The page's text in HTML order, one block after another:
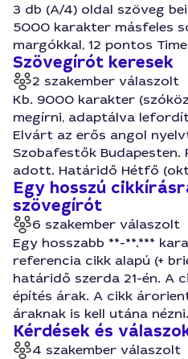
3 db (A/4) oldal szöveg
5000 karakter másfeles
margókkal, 12 pontos
Szövegírót keresek
2 szakember válaszolt
Kb. 9000 karakter
megírni, adaptálva
Elvárt az erős angol
Szobafestők Budapesten.
adott. Határidő Hétfő
Egy hosszú
szövegírót
6 szakember válaszolt
Egy hosszabb **-**.***
referencia cikk alapú (+
határidő szerda 21-én. A
építés árak. A cikk
áraknak is kell utána nézni.
Kérdések és
4 szakember válaszolt